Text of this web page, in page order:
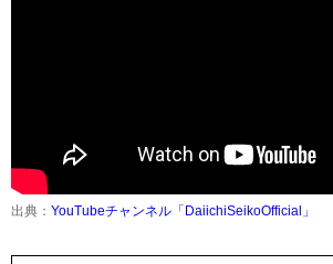
出典： YouTubeチャンネル「DaiichiSeikoOfficial」